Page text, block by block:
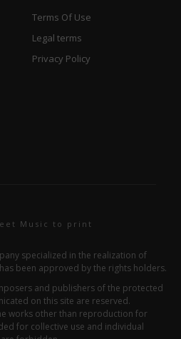
Terms Of Use
Legal terms
Privacy Policy
Music to print
specialized in the realization of
been approved by the rights holders.
and publishers of the protected
on this site are reserved.
works other than reproduction for
for collective use and individual